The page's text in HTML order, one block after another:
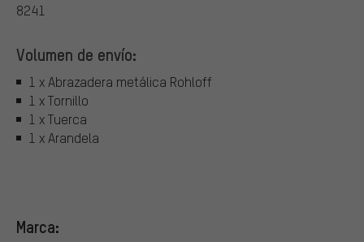
8241
Volumen de envío:
1 x Abrazadera metálica Rohloff
1 x Tornillo
1 x Tuerca
1 x Arandela
Marca: